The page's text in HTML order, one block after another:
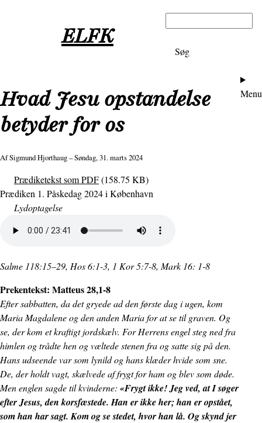
ELFK
Søg
Hvad Jesu opstandelse
betyder for os
AfSigmund Hjorthaug– Søndag, 31. marts 2024
Prædiketekst som PDF(158.75 KB)
Prædiken 1. Påskedag 2024 i København
Lydoptagelse
Salme 118:15–29, Hos 6:1-3, 1 Kor 5:7-8, Mark 16: 1-8
Prekentekst: Matteus 28,1-8
Efter sabbatten, da det gryede ad den første dag i ugen, kom
Maria Magdalene og den anden Maria for at se til graven. Og
se, der kom et kraftigt jordskælv. For Herrens engel steg ned fra
himlen og trådte hen og væltede stenen fra og satte sig på den.
Hans udseende var som lynild og hans klæder hvide som sne.
De, der holdt vagt, skælvede af frygt for ham og blev som døde.
Men englen sagde til kvinderne: «Frygt ikke! Jeg ved, at I søger
efter Jesus, den korsfæstede. Han er ikke her; han er opstået,
som han har sagt. Kom og se stedet, hvor han lå. Og skynd jer
Menu